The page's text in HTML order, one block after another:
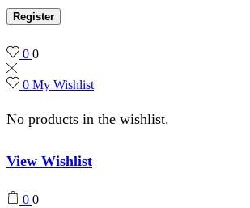
Register
0 0
0 My Wishlist
No products in the wishlist.
View Wishlist
0 0